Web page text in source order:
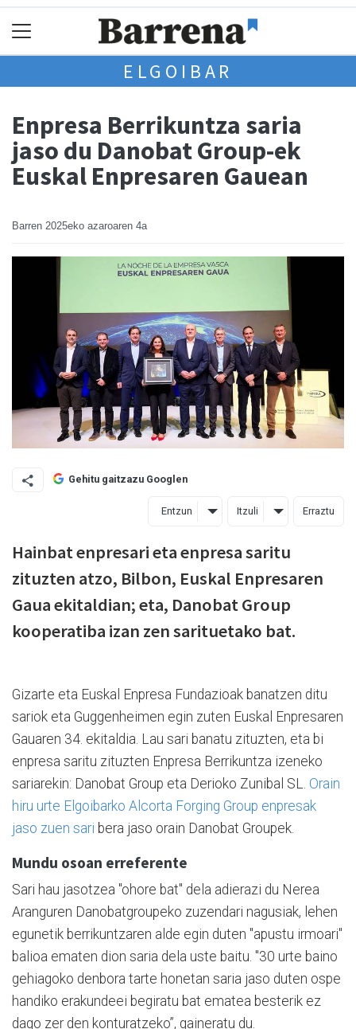
ELGOIBAR
Enpresa Berrikuntza saria
jaso du Danobat Group-ek
Euskal Enpresaren Gauean
Barren 2025eko azaroaren 4a
Gehitu gaitzazu Googlen
Entzun Itzuli Erraztu
Hainbat enpresari eta enpresa saritu
zituzten atzo, Bilbon, Euskal Enpresaren
Gaua ekitaldian; eta, Danobat Group
kooperatiba izan zen sarituetako bat.
Gizarte eta Euskal Enpresa Fundazioak banatzen ditu
sariok eta Guggenheimen egin zuten Euskal Enpresaren
Gauaren 34. ekitaldia. Lau sari banatu zituzten, eta bi
enpresa saritu zituzten Enpresa Berrikuntza izeneko
sariarekin: Danobat Group eta Derioko Zunibal SL. Orain
hiru urte Elgoibarko Alcorta Forging Group enpresak
jaso zuen sari bera jaso orain Danobat Groupek.
Mundu osoan erreferente
Sari hau jasotzea "ohore bat" dela adierazi du Nerea
Aranguren Danobatgroupeko zuzendari nagusiak, lehen
egunetik berrikuntzaren alde egin duten "apustu irmoari"
balioa ematen dion saria dela uste baitu. "30 urte baino
gehiagoko denbora tarte honetan saria jaso duten ospe
handiko erakundeei begiratu bat ematea besterik ez
dago zer den konturatzeko”, gaineratu du.